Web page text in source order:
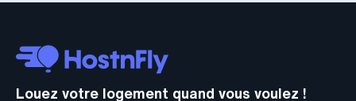
Louez votre logement quand vous voulez !